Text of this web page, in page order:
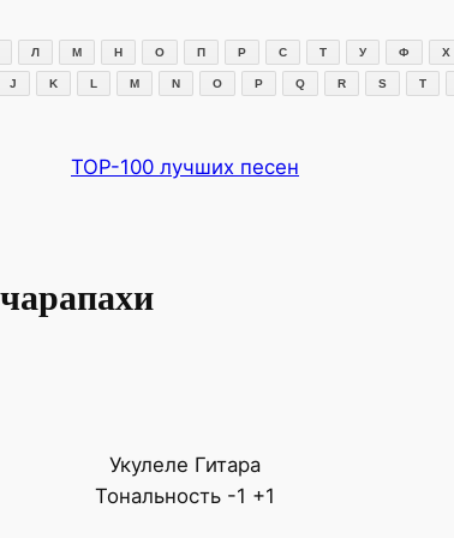
Л М Н О П Р С Т У Ф Х
J K L M N O P Q R S T
TOP-100 лучших песен
Укулеле Гитара
Тональность -1 +1